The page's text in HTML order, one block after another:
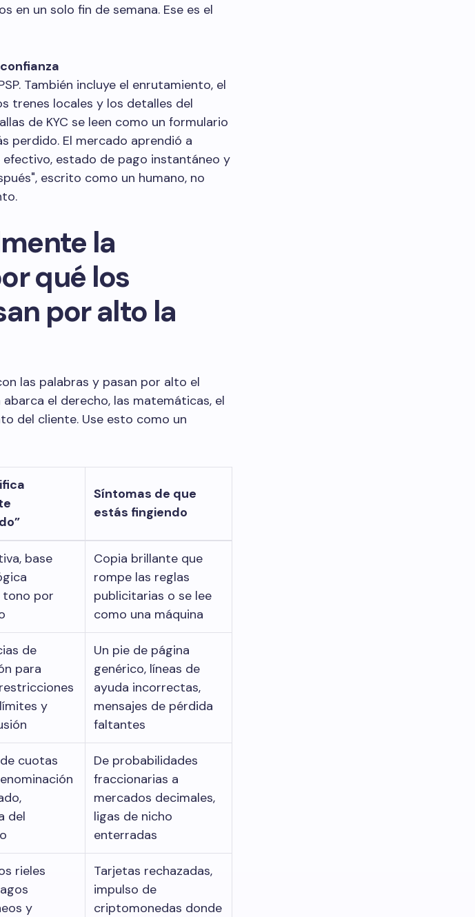
en un solo fin de semana. Ese es el
También incluye el enrutamiento, el
trenes locales y los detalles del
de KYC se leen como un formulario
perdido. El mercado aprendió a
estado de pago instantáneo y
escrito como un humano, no
la
qué los
por alto la
las palabras y pasan por alto el
el derecho, las matemáticas, el
del cliente. Use esto como un
Síntomas de que
estás fingiendo
base
tono por
Copia brillante que
rompe las reglas
publicitarias o se lee
como una máquina
de
para
y
Un pie de página
genérico, líneas de
ayuda incorrectas,
mensajes de pérdida
faltantes
cuotas
del
De probabilidades
fraccionarias a
mercados decimales,
ligas de nicho
enterradas
rieles
y
Tarjetas rechazadas,
impulso de
criptomonedas donde